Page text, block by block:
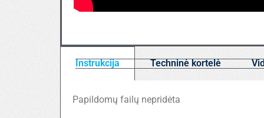
Instrukcija Techninė kortelė
Papildomų failų nepridėta